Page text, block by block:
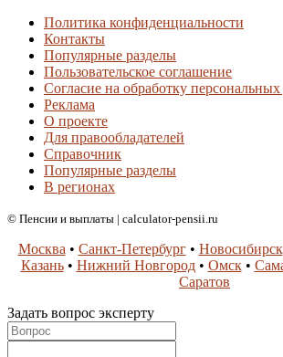
Политика конфиденциальности
Контакты
Популярные разделы
Пользовательское соглашение
Согласие на обработку
Реклама
О проекте
Для правообладателей
Справочник
Популярные разделы
В регионах
© Пенсии и выплаты | calculator-pensii.ru
Москва • Санкт-Петербург• Новосибирск
Казань• Нижний Новгород• Омск•
Саратов
Задать вопрос эксперту